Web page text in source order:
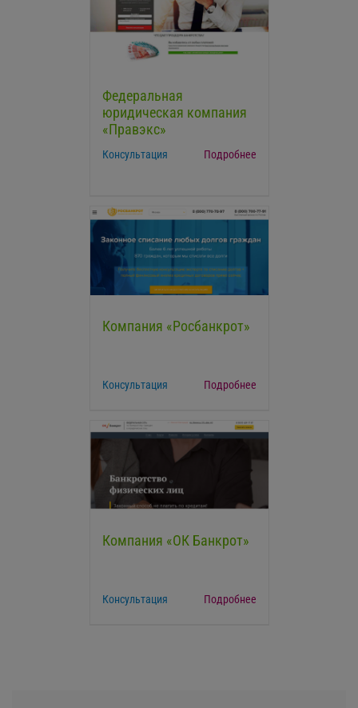
Федеральная
юридическая компания
«Правэкс»
Консультация Подробнее
Компания «Росбанкрот»
Консультация Подробнее
Компания «ОК Банкрот»
Консультация Подробнее